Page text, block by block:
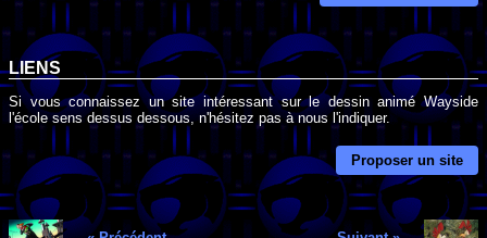
LIENS
Si vous connaissez un site intéressant sur le dessin animé Wayside
l'école sens dessus dessous, n'hésitez pas à nous l'indiquer.
Proposer un site